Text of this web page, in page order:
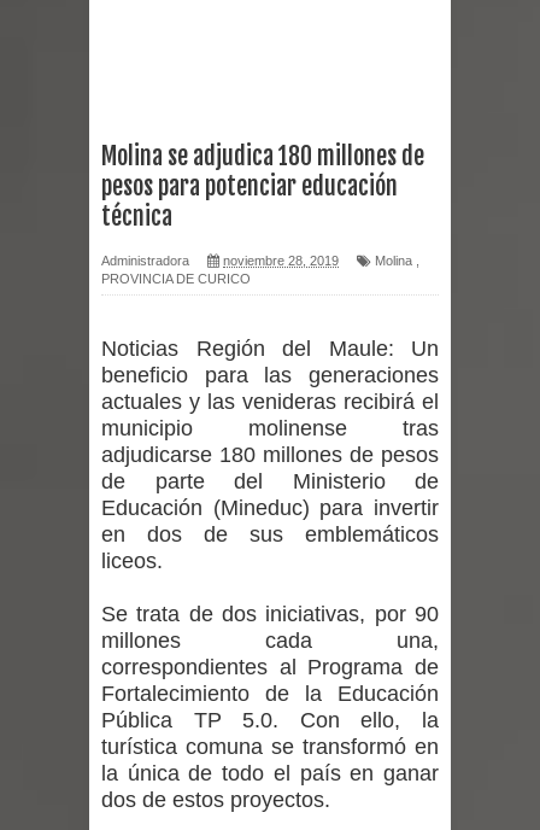
equipos en la Fiesta del Chancho
Alerta por hantavirus: expertos piden
Matrimonios Linarenses Celebraron
Bodas de Oro
Departamento Comunal de Salud de
Curicó desarrollará jornada de
virus respiratorios
Empedrado desarrolló con éxito el
desafío guerreros 2026
Banda linarense Los Remembers
Molina se adjudica 180 millones de
pesos para potenciar educación
técnica
Administradora noviembre 28, 2019 Molina
PROVINCIA DE CURICO
Noticias Región del Maule: Un
beneficio para las generaciones
actuales y las venideras recibirá el
municipio molinense tras
adjudicarse 180 millones de pesos
de parte del Ministerio de
Educación (Mineduc) para invertir
en dos de sus emblemáticos
liceos.
Se trata de dos iniciativas, por 90
millones cada una,
correspondientes al Programa de
Fortalecimiento de la Educación
Pública TP 5.0. Con ello, la
turística comuna se transformó en
la única de todo el país en ganar
dos de estos proyectos.